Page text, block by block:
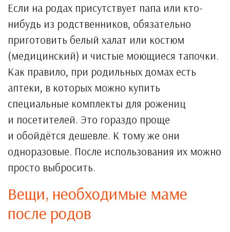
Если на родах присутствует папа или кто-
нибудь из родственников, обязательно
приготовить белый халат или костюм
(медицинский) и чистые моющиеся тапочки.
Как правило, при родильных домах есть
аптеки, в которых можно купить
специальные комплекты для рожениц
и посетителей. Это гораздо проще
и обойдётся дешевле. К тому же они
одноразовые. После использования их можно
просто выбросить.
Вещи, необходимые маме
после родов